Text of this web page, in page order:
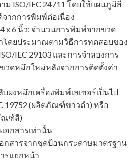
ม ISO/IEC 24711 โดยใช้แผนภูมิสี
จากการพิมพ์ต่อเนื่อง
x 6 นิ้ว: จำนวนการพิมพ์จากขวด
ดยประมาณตามวิธีการทดสอบของ
IEC 29103 และการจําลองการ
วดหมึกใหม่หลังจากการติดตั้งค่า
ผงหมึกเครื่องพิมพ์เลเซอร์เป็นไป
19752 (ผลิตภัณฑ์ขาวดํา) หรือ
ณฑ์สี)
อกสารเท่านั้น
กสารจากชุดป้อนกระดาษมาตรฐาน
รแยกหน้า